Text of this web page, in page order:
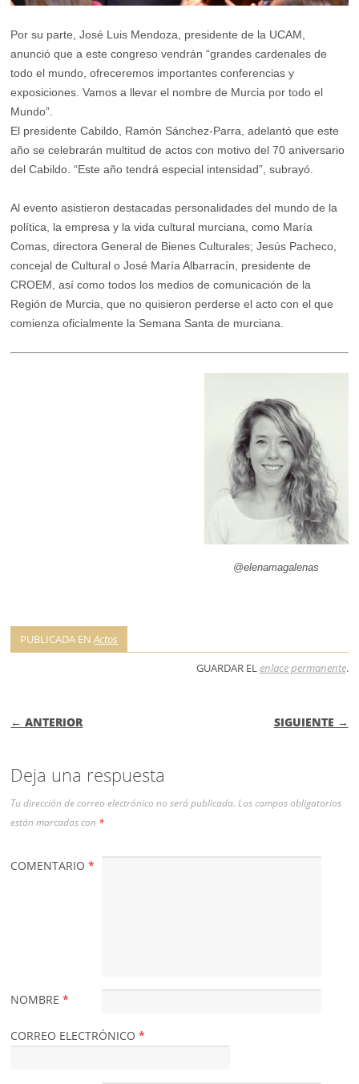
Por su parte, José Luis Mendoza, presidente de la UCAM,
anunció que a este congreso vendrán “grandes cardenales de
todo el mundo, ofreceremos importantes conferencias y
exposiciones. Vamos a llevar el nombre de Murcia por todo el
Mundo”.
El presidente Cabildo, Ramón Sánchez-Parra, adelantó que este
año se celebrarán multitud de actos con motivo del 70 aniversario
del Cabildo. “Este año tendrá especial intensidad”, subrayó.
Al evento asistieron destacadas personalidades del mundo de la
política, la empresa y la vida cultural murciana, como María
Comas, directora General de Bienes Culturales; Jesús Pacheco,
concejal de Cultural o José María Albarracín, presidente de
CROEM, así como todos los medios de comunicación de la
Región de Murcia, que no quisieron perderse el acto con el que
comienza oficialmente la Semana Santa de murciana.
@elenamagalenas
PUBLICADA ENActos
GUARDAR ELenlace permanente.
NAVEGACIÓN DE ENTRADAS
← ANTERIOR SIGUIENTE →
Deja una respuesta
Tu dirección de correo electrónico no será publicada. Los campos obligatorios
están marcados con *
COMENTARIO*
NOMBRE*
CORREO ELECTRÓNICO*